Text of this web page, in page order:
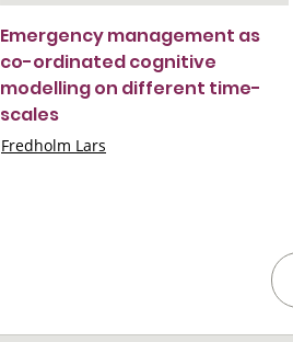
Emergency management as
co-ordinated cognitive
modelling on different time-
scales
Fredholm Lars